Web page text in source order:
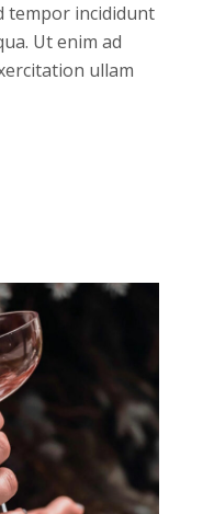
tempor incididunt
Ut enim ad
ullam